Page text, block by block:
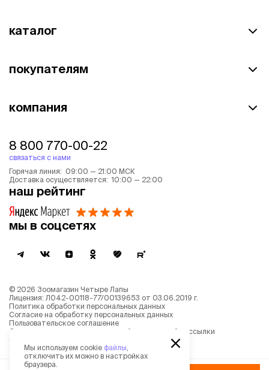
каталог
покупателям
компания
8 800 770-00-22
связаться с нами
Горячая линия: 09:00 — 21:00 МСК
Доставка осуществляется: 10:00 — 22:00
наш рейтинг
мы в соцсетях
© 2026 Зоомагазин Четыре Лапы
Лицензия: Л042-00118-77/00139653 от 03.06.2019 г.
Политика обработки персональных данных
Согласие на обработку персональных данных
Пользовательское соглашение
Согласие на получение новостной и рекламной рассылки
Описание рекомендательных алгоритмов
Мы используем cookie файлы
отключить их можно в настройках
браузера.